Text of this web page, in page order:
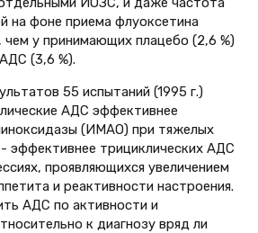
на фоне приема флуоксетина
чем у принимающих плацебо (2,6 %)
(3,6 %).
55 испытаний (1995 г.)
АДС эффективнее
(ИМАО) при тяжелых
эффективнее трициклических АДС
проявляющихся увеличением
и реактивности настроения.
АДС по активности и
к диагнозу вряд ли